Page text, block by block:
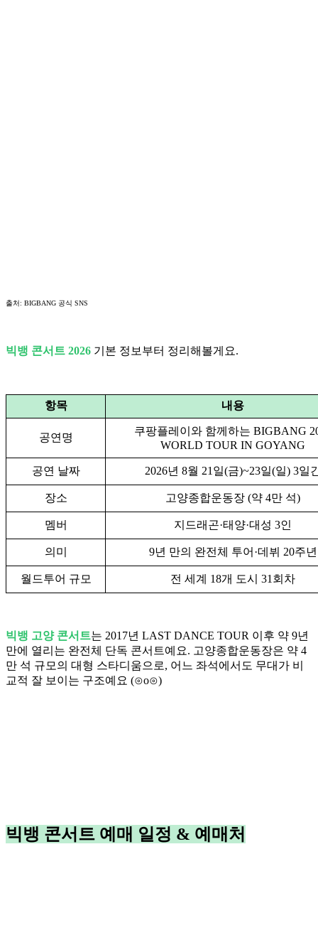
출처: BIGBANG 공식 SNS
빅뱅 콘서트 2026 기본 정보부터 정리해볼게요.
항목 내용
공연명
쿠팡플레이와 함께하는 BIGBANG
WORLD TOUR IN GOYANG
공연 날짜 2026년 8월 21일(금)~23일(일) 3일
장소 고양종합운동장 (약 4만 석)
멤버 지드래곤·태양·대성 3인
의미 9년 만의 완전체 투어·데뷔 20주년
월드투어 규모 전 세계 18개 도시 31회차
빅뱅 고양 콘서트는 2017년 LAST DANCE TOUR 이후 약 9년
만에 열리는 완전체 단독 콘서트예요. 고양종합운동장은 약 4
만 석 규모의 대형 스타디움으로, 어느 좌석에서도 무대가 비
교적 잘 보이는 구조예요 (⊙o⊙)
빅뱅 콘서트 예매 일정 & 예매처